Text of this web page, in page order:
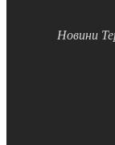
Новини